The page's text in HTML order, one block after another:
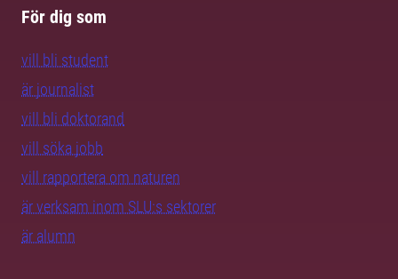
För dig som
vill bli student
är journalist
vill bli doktorand
vill söka jobb
vill rapportera om naturen
är verksam inom SLU:s sektorer
är alumn